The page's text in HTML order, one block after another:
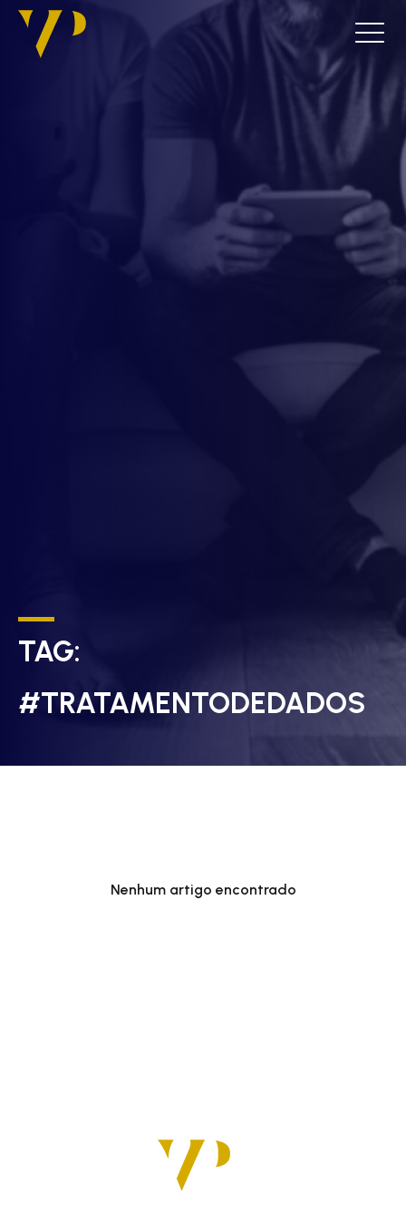
TAG:
#TRATAMENTODEDADOS
Nenhum artigo encontrado